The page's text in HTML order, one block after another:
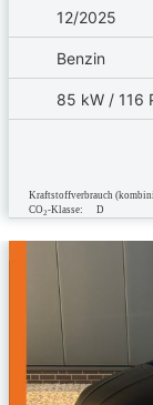
12/2025
Benzin
85 kW / 116
Kraftstoffverbrauch
CO2-Klasse: D